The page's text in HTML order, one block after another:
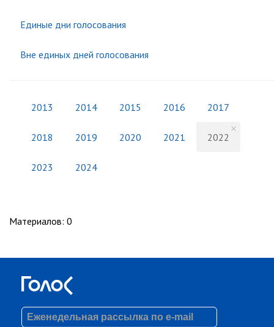
Единые дни голосования
Вне единых дней голосования
2013 2014 2015 2016 2017
2018 2019 2020 2021 2022
2023 2024
Материалов: 0